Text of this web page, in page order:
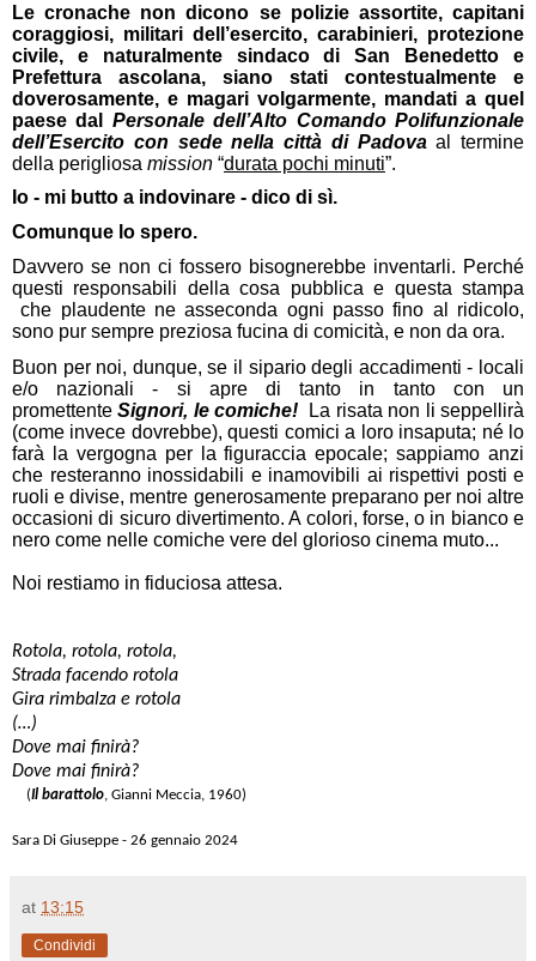
Le cronache non dicono se polizie assortite, capitani
coraggiosi, militari dell’esercito, carabinieri, protezione
civile, e naturalmente sindaco di San Benedetto e
Prefettura ascolana, siano stati contestualmente e
doverosamente, e magari volgarmente, mandati a quel
paese dal
Personale dell’Alto Comando Polifunzionale
dell’Esercito con sede nella città di Padova al termine
della perigliosa mission “durata pochi minuti”.
Io - mi butto a indovinare - dico di sì.
Comunque lo spero.
Davvero se non ci fossero bisognerebbe inventarli. Perché
questi responsabili della cosa pubblica e questa stampa
che plaudente ne asseconda ogni passo fino al ridicolo,
sono pur sempre preziosa fucina di comicità, e non da ora.
Buon per noi, dunque, se il sipario degli accadimenti - locali
e/o nazionali - si apre di tanto in tanto con un
promettente Signori, le comiche!
La risata non li seppellirà
(come invece dovrebbe), questi comici a loro insaputa; né lo
farà la vergogna per la figuraccia epocale; sappiamo anzi
che resteranno inossidabili e inamovibili ai rispettivi posti e
ruoli e divise, mentre generosamente preparano per noi altre
occasioni di sicuro divertimento. A colori, forse, o in bianco e
nero come nelle comiche vere del glorioso cinema muto...
Noi restiamo in fiduciosa attesa.
Rotola, rotola, rotola,
Strada facendo rotola
Gira rimbalza e rotola
(…)
Dove mai finirà?
Dove mai finirà?
(Il barattolo, Gianni Meccia, 1960)
Sara Di Giuseppe - 26 gennaio 2024
at 13:15
Condividi